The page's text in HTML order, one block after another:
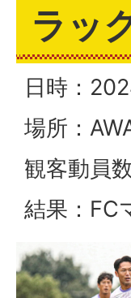
ラッ
日時：
場所：
観客動員
結果：FC